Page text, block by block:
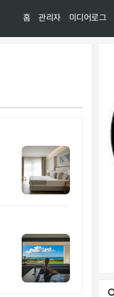
홈 관리자 미디어로그